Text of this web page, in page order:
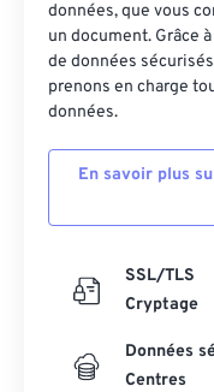
données, que vous
un document. Grâce
de données
prenons en charge
données.
En savoir plus
SSL/TLS
Cryptage
Données
Centres